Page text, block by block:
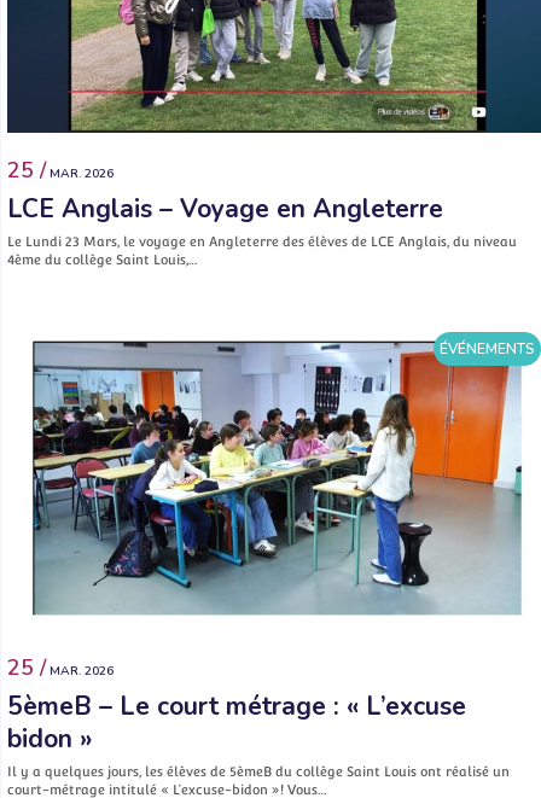
25 / MAR. 2026
LCE Anglais – Voyage en Angleterre
Le Lundi 23 Mars, le voyage en Angleterre des élèves de LCE Anglais, du niveau
4ème du collège Saint Louis,…
ÉVÉNEMENTS
25 / MAR. 2026
5èmeB – Le court métrage : « L’excuse
bidon »
Il y a quelques jours, les élèves de 5èmeB du collège Saint Louis ont réalisé un
court-métrage intitulé « L’excuse-bidon »! Vous…